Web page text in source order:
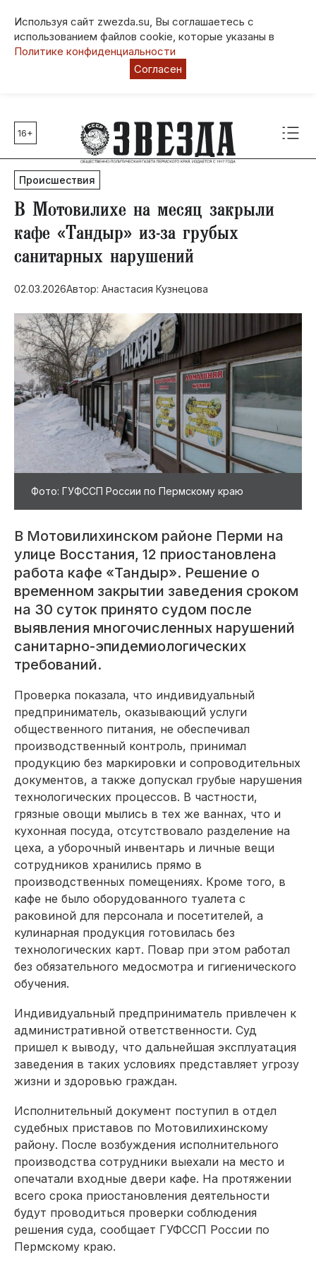
Используя сайт zwezda.su, Вы соглашаетесь с
использованием файлов cookie, которые указаны в
Политике конфиденциальности
Согласен
Главные темы
80 лет Победы
Молодежная столица РФ
СВО
Выборы в Пермском крае
Социальная поддержка
Инфраструктура
Благоустройство
16+
Происшествия
​В Мотовилихе на месяц закрыли
кафе «Тандыр» из-за грубых
санитарных нарушений
02.03.2026Автор: Анастасия Кузнецова
Фото: ГУФССП России по Пермскому краю
В Мотовилихинском районе Перми на
улице Восстания, 12 приостановлена
работа кафе «Тандыр». Решение о
временном закрытии заведения сроком
на 30 суток принято судом после
выявления многочисленных нарушений
санитарно-эпидемиологических
требований.
Проверка показала, что индивидуальный
предприниматель, оказывающий услуги
общественного питания, не обеспечивал
производственный контроль, принимал
продукцию без маркировки и сопроводительных
документов, а также допускал грубые нарушения
технологических процессов. В частности,
грязные овощи мылись в тех же ваннах, что и
кухонная посуда, отсутствовало разделение на
цеха, а уборочный инвентарь и личные вещи
сотрудников хранились прямо в
производственных помещениях. Кроме того, в
кафе не было оборудованного туалета с
раковиной для персонала и посетителей, а
кулинарная продукция готовилась без
технологических карт. Повар при этом работал
без обязательного медосмотра и гигиенического
обучения.
Индивидуальный предприниматель привлечен к
административной ответственности. Суд
пришел к выводу, что дальнейшая эксплуатация
заведения в таких условиях представляет угрозу
жизни и здоровью граждан.
Исполнительный документ поступил в отдел
судебных приставов по Мотовилихинскому
району. После возбуждения исполнительного
производства сотрудники выехали на место и
опечатали входные двери кафе. На протяжении
всего срока приостановления деятельности
будут проводиться проверки соблюдения
решения суда, сообщает ГУФССП России по
Пермскому краю.